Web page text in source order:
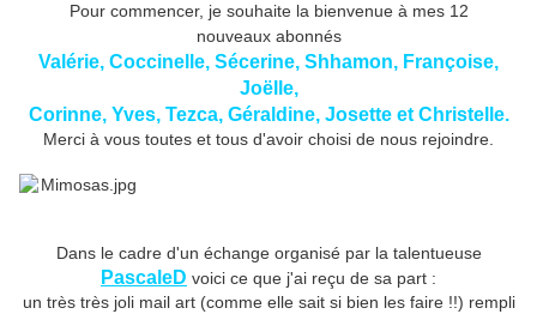
Pour commencer, je souhaite la bienvenue à mes 12
nouveaux abonnés
Valérie, Coccinelle, Sécerine, Shhamon, Françoise,
Joëlle,
Corinne, Yves, Tezca, Géraldine, Josette et Christelle.
Merci à vous toutes et tous d'avoir choisi de nous rejoindre.
Dans le cadre d'un échange organisé par la talentueuse
PascaleD voici ce que j'ai reçu de sa part :
un très très joli mail art (comme elle sait si bien les faire !!) rempli